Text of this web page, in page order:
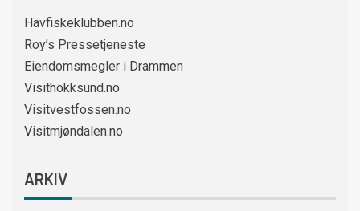
Havfiskeklubben.no
Roy’s Pressetjeneste
Eiendomsmegler i Drammen
Visithokksund.no
Visitvestfossen.no
Visitmjøndalen.no
ARKIV